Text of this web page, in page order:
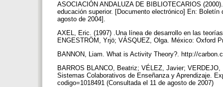
ASOCIACIÓN ANDALUZA DE BIBLIOTECARIOS
educación superior. [Documento electrónico] En:
agosto de 2004].
AXEL, Eric. (1997) .Una línea de desarrollo en las
ENGESTRÖM, Yrjö; VÁSQUEZ, Olga. México: Oxford
BANNON, Liam. What is Activity Theory?. http://
BARROS BLANCO, Beatriz; VÉLEZ, Javier;
Sistemas Colaborativos de Enseñanza y Aprendizaje.
codigo=1018491 (Consultada el 11 de agosto de 2007)